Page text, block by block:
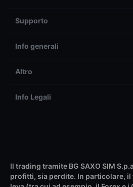
Supporto
Info generali
Altro
Info Legali
Il trading tramite BG SAXO SIM
profitti, sia perdite. In particolare,